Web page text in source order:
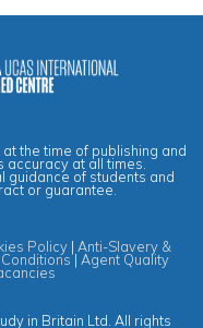
the time of publishing and
at all times.
guidance of students and
or guarantee.
Policy | Anti-Slavery &
| Agent Quality
in Britain Ltd. All rights